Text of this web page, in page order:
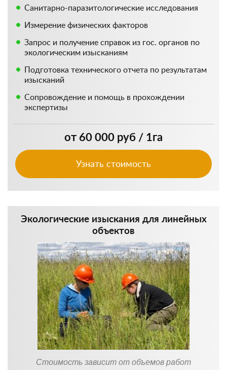
Санитарно-паразитологические исследования
Измерение физических факторов
Запрос и получение справок из гос. органов по
экологическим изысканиям
Подготовка технического отчета по результатам
изысканий
Сопровождение и помощь в прохождении
экспертизы
от 60 000 руб / 1га
Узнать стоимость
Экологические изыскания для линейных
объектов
Стоимость зависит от объемов работ